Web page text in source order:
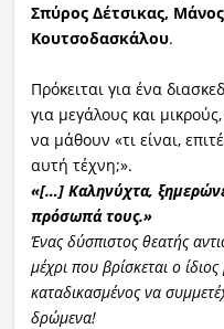
Σπύρος Δέτσικας,
Κουτσοδασκάλου.
Πρόκειται για ένα
για μεγάλους και
να μάθουν «τι είναι,
αυτή τέχνη;».
«[…] Καληνύχτα,
πρόσωπά τους.»
Ένας δύσπιστος θεατής
μέχρι που βρίσκεται ο
καταδικασμένος να
δρώμενα!